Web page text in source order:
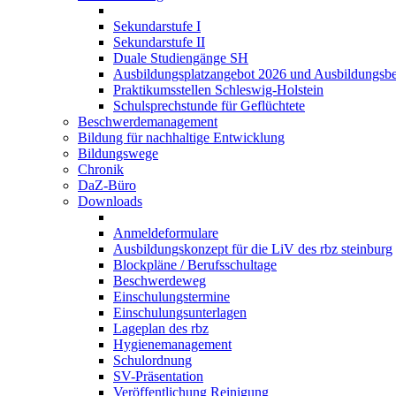
Sekundarstufe I
Sekundarstufe II
Duale Studiengänge SH
Ausbildungsplatzangebot 2026 und
Praktikumsstellen Schleswig-Holstein
Schulsprechstunde für Geflüchtete
Beschwerdemanagement
Bildung für nachhaltige Entwicklung
Bildungswege
Chronik
DaZ-Büro
Downloads
Anmeldeformulare
Ausbildungskonzept für die LiV des rbz steinburg
Blockpläne / Berufsschultage
Beschwerdeweg
Einschulungstermine
Einschulungsunterlagen
Lageplan des rbz
Hygienemanagement
Schulordnung
SV-Präsentation
Veröffentlichung Reinigung